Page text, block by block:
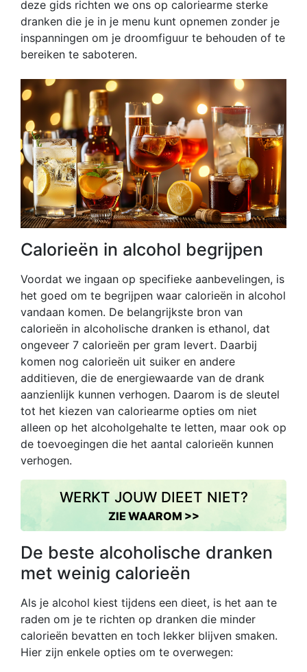
deze gids richten we ons op caloriearme sterke
dranken die je in je menu kunt opnemen zonder je
inspanningen om je droomfiguur te behouden of te
bereiken te saboteren.
Calorieën in alcohol begrijpen
Voordat we ingaan op specifieke aanbevelingen, is
het goed om te begrijpen waar calorieën in alcohol
vandaan komen. De belangrijkste bron van
calorieën in alcoholische dranken is ethanol, dat
ongeveer 7 calorieën per gram levert. Daarbij
komen nog calorieën uit suiker en andere
additieven, die de energiewaarde van de drank
aanzienlijk kunnen verhogen. Daarom is de sleutel
tot het kiezen van caloriearme opties om niet
alleen op het alcoholgehalte te letten, maar ook op
de toevoegingen die het aantal calorieën kunnen
verhogen.
WERKT JOUW DIEET NIET?
ZIE WAAROM >>
De beste alcoholische dranken
met weinig calorieën
Als je alcohol kiest tijdens een dieet, is het aan te
raden om je te richten op dranken die minder
calorieën bevatten en toch lekker blijven smaken.
Hier zijn enkele opties om te overwegen: